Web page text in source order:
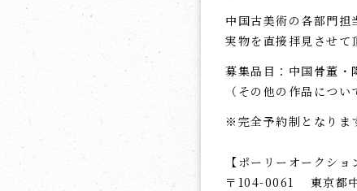
中国古美術の各部門担
実物を直接拝見させて
募集品目：中国骨董・
（その他の作品につ
※完全予約制となりま
【ポーリーオークショ
〒104-0061
東京都